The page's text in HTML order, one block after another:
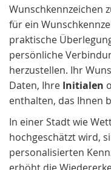
Wunschkennzeichen
für ein
praktische
persönliche
herzustellen. Ihr
Daten, Ihre Initialen
enthalten, das Ihnen
In einer Stadt wie
hochgeschätzt wird,
personalisierten